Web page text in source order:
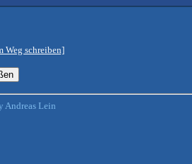
Weg schreiben]
Andreas Lein